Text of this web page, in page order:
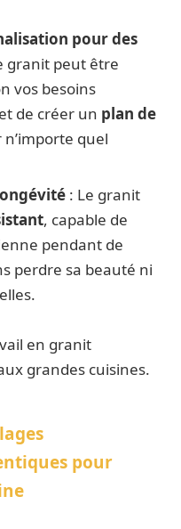
pour des
granit peut être
vos besoins
de créer un plan de
n’importe quel
: Le granit
, capable de
pendant de
perdre sa beauté ni
en granit
grandes cuisines.
pour